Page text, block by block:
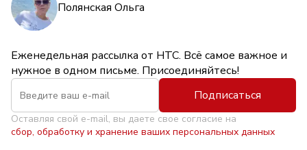
Полянская Ольга
Еженедельная рассылка от НТС. Всё самое важное и
нужное в одном письме. Присоединяйтесь!
Подписаться
Оставляя свой e-mail, вы даете свое согласие на
сбор, обработку и хранение ваших персональных данных